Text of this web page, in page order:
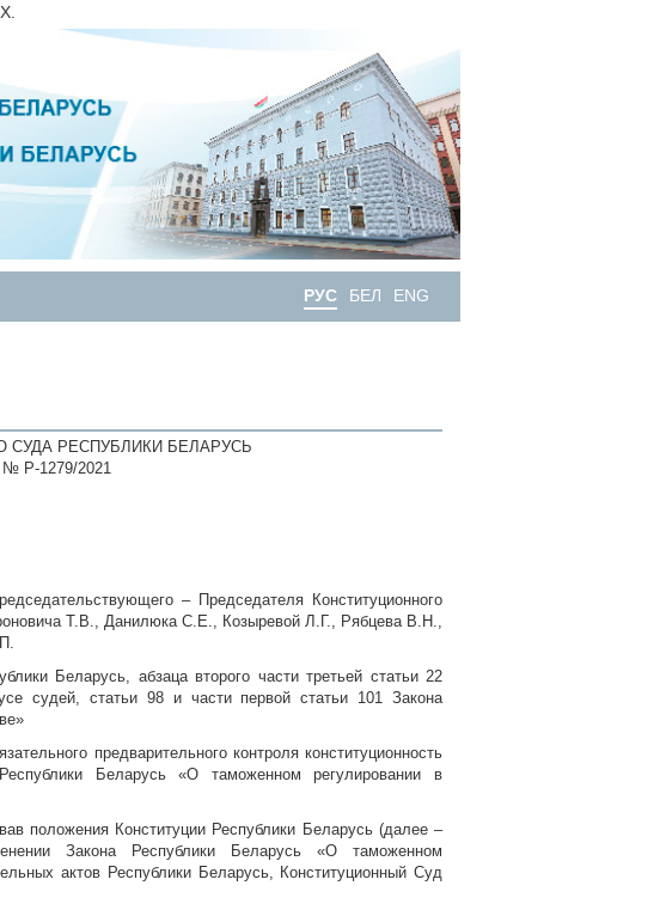
РУС БЕЛ ENG
СУДА РЕСПУБЛИКИ БЕЛАРУСЬ
№ Р-1279/2021
– Председателя Конституционного
Т.В., Данилюка С.Е., Козыревой Л.Г., Рябцева В.Н.,
Беларусь, абзаца второго части третьей статьи 22
судей, статьи 98 и части первой статьи 101 Закона
предварительного контроля конституционность
Беларусь «О таможенном регулировании в
положения Конституции Республики Беларусь (далее –
Закона Республики Беларусь «О таможенном
актов Республики Беларусь, Конституционный Суд